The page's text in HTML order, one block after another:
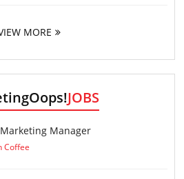
MORE
JOBS
Manager
Coffee